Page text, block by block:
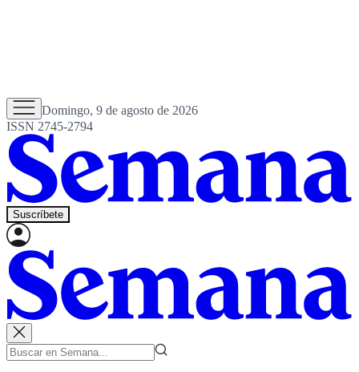
Domingo, 9 de agosto de 2026
ISSN 2745-2794
Suscríbete